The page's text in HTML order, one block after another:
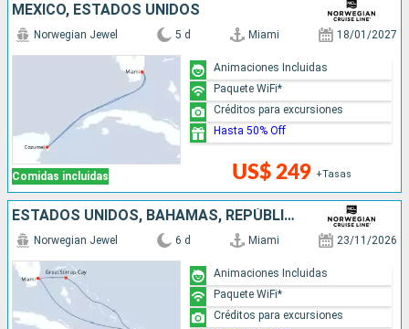
MÉXICO, ESTADOS UNIDOS
Comidas incluidas
Norwegian Jewel 5 d Miami 18/01/2027
US$ 249 +Tasas
Animaciones Incluidas
Paquete WiFi*
Créditos para excursiones
Hasta 50% Off
ESTADOS UNIDOS, BAHAMAS, REPÚBLICA DOMINICANA
Norwegian Jewel 6 d Miami 23/11/2026
Animaciones Incluidas
Paquete WiFi*
Créditos para excursiones